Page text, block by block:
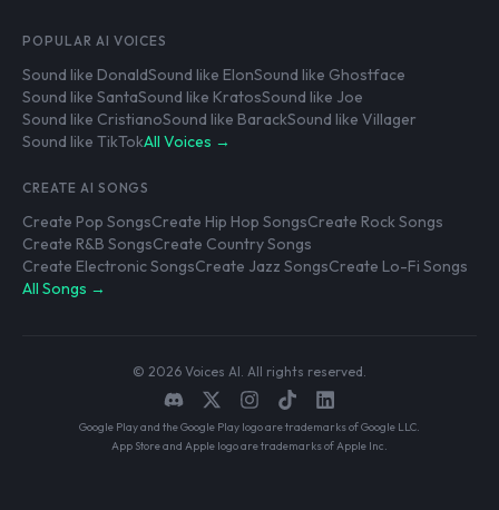
POPULAR AI VOICES
Sound like DonaldSound like ElonSound like Ghostface
Sound like SantaSound like KratosSound like Joe
Sound like CristianoSound like BarackSound like Villager
Sound like TikTokAll Voices →
CREATE AI SONGS
Create Pop SongsCreate Hip Hop SongsCreate Rock Songs
Create R&B SongsCreate Country Songs
Create Electronic SongsCreate Jazz SongsCreate Lo-Fi Songs
All Songs →
© 2026 Voices AI. All rights reserved.
Google Play and the Google Play logo are trademarks of Google LLC.
App Store and Apple logo are trademarks of Apple Inc.